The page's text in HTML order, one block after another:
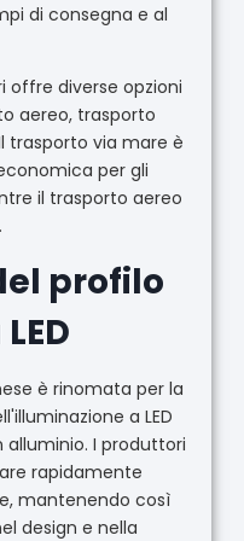
di consegna e al
offre diverse opzioni
aereo, trasporto
trasporto via mare è
per gli
il trasporto aereo
profilo
è rinomata per la
a LED
alluminio. I produttori
rapidamente
mantenendo così
design e nella